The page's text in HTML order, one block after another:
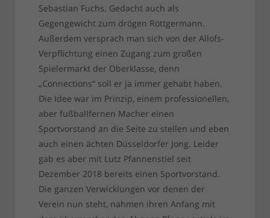
Sebastian Fuchs. Gedacht auch als
Gegengewicht zum drögen Röttgermann.
Außerdem versprach man sich von der Allofs-
Verpflichtung einen Zugang zum großen
Spielermarkt der Oberklasse, denn
„Connections“ soll er ja immer gehabt haben.
Die Idee war im Prinzip, einem professionellen,
aber fußballfernen Macher einen
Sportvorstand an die Seite zu stellen und eben
auch einen ächten Düsseldorfer Jong. Leider
gab es aber mit Lutz Pfannenstiel seit
Dezember 2018 bereits einen Sportvorstand.
Die ganzen Verwicklungen vor denen der
Verein nun steht, nahmen ihren Anfang mit